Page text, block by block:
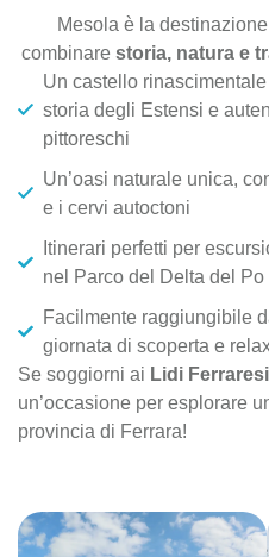
Mesola è la
combinare storia, natura e
Un castello
storia degli Estensi e
pittoreschi
Un’oasi naturale unica,
e i cervi autoctoni
Itinerari perfetti per
nel Parco del Delta del Po
Facilmente raggiungibile
giornata di scoperta e
Se soggiorni ai Lidi Ferraresi
un’occasione per esplorare
provincia di Ferrara!